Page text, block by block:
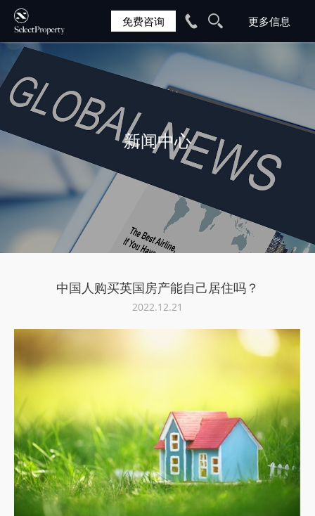
免费咨询
新闻中心
中国人购买英国房产能自己居住吗？
2022.12.21